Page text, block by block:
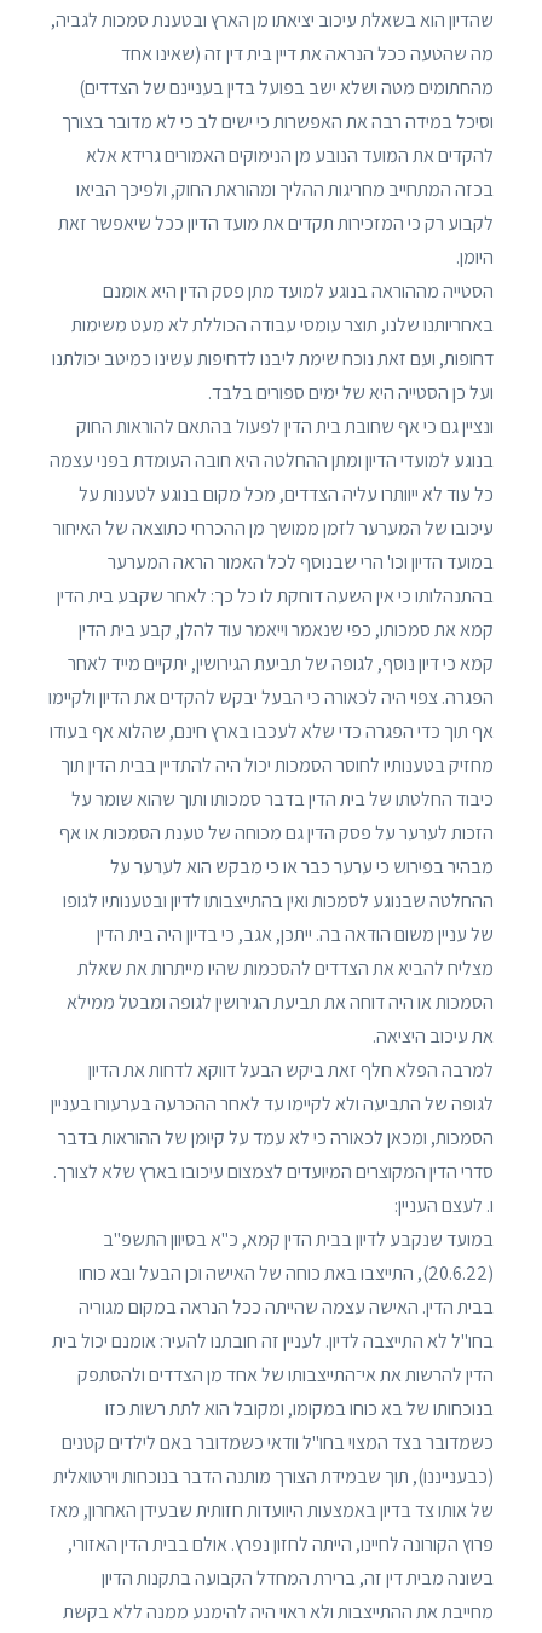
שהדיון הוא בשאלת עיכוב יציאתו מן הארץ ובטענת סמכות לגביה,
מה שהטעה ככל הנראה את דיין בית דין זה (שאינו אחד
מהחתומים מטה ושלא ישב בפועל בדין בעניינם של הצדדים)
וסיכל במידה רבה את האפשרות כי ישים לב כי לא מדובר בצורך
להקדים את המועד הנובע מן הנימוקים האמורים גרידא אלא
בכזה המתחייב מחריגות ההליך ומהוראת החוק, ולפיכך הביאו
לקבוע רק כי המזכירות תקדים את מועד הדיון ככל שיאפשר זאת
היומן.
הסטייה מההוראה בנוגע למועד מתן פסק הדין היא אומנם
באחריותנו שלנו, תוצר עומסי עבודה הכוללת לא מעט משימות
דחופות, ועם זאת נוכח שימת ליבנו לדחיפות עשינו כמיטב יכולתנו
ועל כן הסטייה היא של ימים ספורים בלבד.
ונציין גם כי אף שחובת בית הדין לפעול בהתאם להוראות החוק
בנוגע למועדי הדיון ומתן ההחלטה היא חובה העומדת בפני עצמה
כל עוד לא ייוותרו עליה הצדדים, מכל מקום בנוגע לטענות על
עיכובו של המערער לזמן ממושך מן ההכרחי כתוצאה של האיחור
במועד הדיון וכו' הרי שבנוסף לכל האמור הראה המערער
בהתנהלותו כי אין השעה דוחקת לו כל כך: לאחר שקבע בית הדין
קמא את סמכותו, כפי שנאמר וייאמר עוד להלן, קבע בית הדין
קמא כי דיון נוסף, לגופה של תביעת הגירושין, יתקיים מייד לאחר
הפגרה. צפוי היה לכאורה כי הבעל יבקש להקדים את הדיון ולקיימו
אף תוך כדי הפגרה כדי שלא לעכבו בארץ חינם, שהלוא אף בעודו
מחזיק בטענותיו לחוסר הסמכות יכול היה להתדיין בבית הדין תוך
כיבוד החלטתו של בית הדין בדבר סמכותו ותוך שהוא שומר על
הזכות לערער על פסק הדין גם מכוחה של טענת הסמכות או אף
מבהיר בפירוש כי ערער כבר או כי מבקש הוא לערער על
ההחלטה שבנוגע לסמכות ואין בהתייצבותו לדיון ובטענותיו לגופו
של עניין משום הודאה בה. ייתכן, אגב, כי בדיון היה בית הדין
מצליח להביא את הצדדים להסכמות שהיו מייתרות את שאלת
הסמכות או היה דוחה את תביעת הגירושין לגופה ומבטל ממילא
את עיכוב היציאה.
למרבה הפלא חלף זאת ביקש הבעל דווקא לדחות את הדיון
לגופה של התביעה ולא לקיימו עד לאחר ההכרעה בערעורו בעניין
הסמכות, ומכאן לכאורה כי לא עמד על קיומן של ההוראות בדבר
סדרי הדין המקוצרים המיועדים לצמצום עיכובו בארץ שלא לצורך.
ו. לעצם העניין:
במועד שנקבע לדיון בבית הדין קמא, כ"א בסיוון התשפ"ב
(20.6.22), התייצבו באת כוחה של האישה וכן הבעל ובא כוחו
בבית הדין. האישה עצמה שהייתה ככל הנראה במקום מגוריה
בחו"ל לא התייצבה לדיון. לעניין זה חובתנו להעיר: אומנם יכול בית
הדין להרשות את אי־התייצבותו של אחד מן הצדדים ולהסתפק
בנוכחותו של בא כוחו במקומו, ומקובל הוא לתת רשות כזו
כשמדובר בצד המצוי בחו"ל וודאי כשמדובר באם לילדים קטנים
(כבענייננו), תוך שבמידת הצורך מותנה הדבר בנוכחות וירטואלית
של אותו צד בדיון באמצעות היוועדות חזותית שבעידן האחרון, מאז
פרוץ הקורונה לחיינו, הייתה לחזון נפרץ. אולם בבית הדין האזורי,
בשונה מבית דין זה, ברירת המחדל הקבועה בתקנות הדיון
מחייבת את ההתייצבות ולא ראוי היה להימנע ממנה ללא בקשת